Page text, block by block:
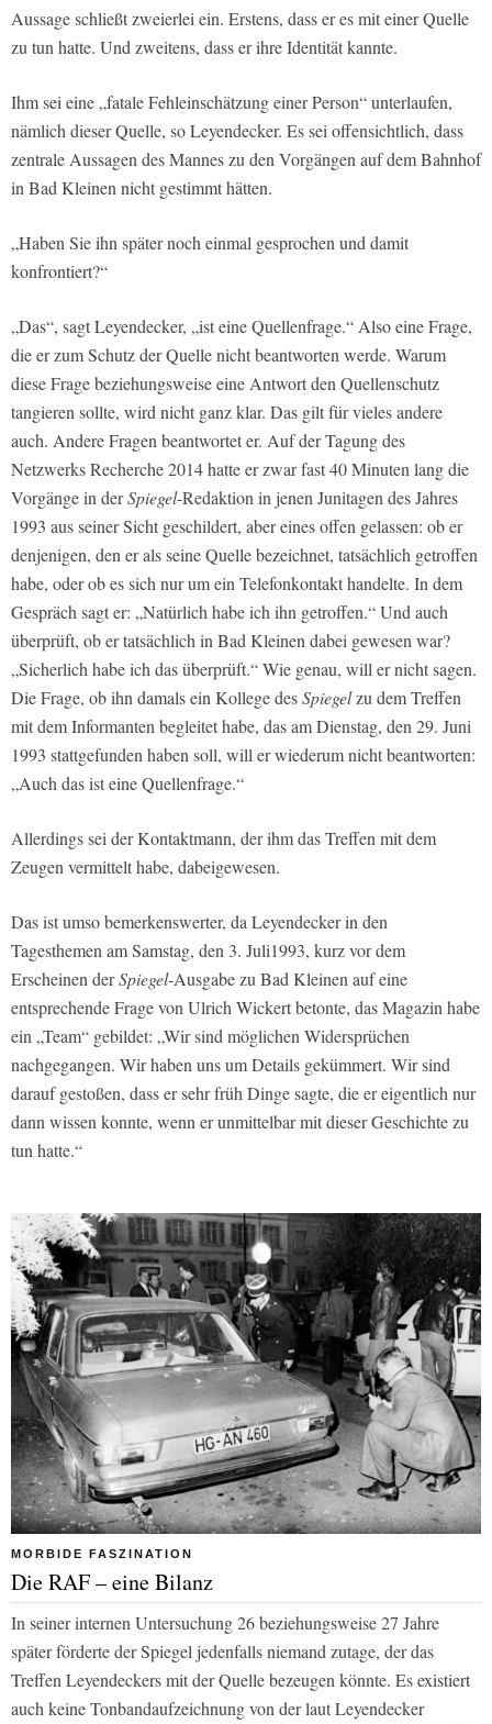
Aussage schließt zweierlei ein. Erstens, dass er es mit einer Quelle
zu tun hatte. Und zweitens, dass er ihre Identität kannte.
Ihm sei eine „fatale Fehleinschätzung einer Person“ unterlaufen,
nämlich dieser Quelle, so Leyendecker. Es sei offensichtlich, dass
zentrale Aussagen des Mannes zu den Vorgängen auf dem Bahnhof
in Bad Kleinen nicht gestimmt hätten.
„Haben Sie ihn später noch einmal gesprochen und damit
konfrontiert?“
„Das“, sagt Leyendecker, „ist eine Quellenfrage.“ Also eine Frage,
die er zum Schutz der Quelle nicht beantworten werde. Warum
diese Frage beziehungsweise eine Antwort den Quellenschutz
tangieren sollte, wird nicht ganz klar. Das gilt für vieles andere
auch. Andere Fragen beantwortet er. Auf der Tagung des
Netzwerks Recherche 2014 hatte er zwar fast 40 Minuten lang die
Vorgänge in derSpiegel-Redaktion in jenen Junitagen des Jahres
1993 aus seiner Sicht geschildert, aber eines offen gelassen: ob er
denjenigen, den er als seine Quelle bezeichnet, tatsächlich getroffen
habe, oder ob es sich nur um ein Telefonkontakt handelte. In dem
Gespräch sagt er: „Natürlich habe ich ihn getroffen.“ Und auch
überprüft, ob er tatsächlich in Bad Kleinen dabei gewesen war?
„Sicherlich habe ich das überprüft.“ Wie genau, will er nicht sagen.
Die Frage, ob ihn damals ein Kollege desSpiegelzu dem Treffen
mit dem Informanten begleitet habe, das am Dienstag, den 29. Juni
1993 stattgefunden haben soll, will er wiederum nicht beantworten:
„Auch das ist eine Quellenfrage.“
Allerdings sei der Kontaktmann, der ihm das Treffen mit dem
Zeugen vermittelt habe, dabeigewesen.
Das ist umso bemerkenswerter, da Leyendecker in den
Tagesthemen am Samstag, den 3. Juli1993, kurz vor dem
Erscheinen derSpiegel-Ausgabe zu Bad Kleinen auf eine
entsprechende Frage von Ulrich Wickert betonte, das Magazin habe
ein „Team“ gebildet: „Wir sind möglichen Widersprüchen
nachgegangen. Wir haben uns um Details gekümmert. Wir sind
darauf gestoßen, dass er sehr früh Dinge sagte, die er eigentlich nur
dann wissen konnte, wenn er unmittelbar mit dieser Geschichte zu
tun hatte.“
MORBIDE FASZINATION
Die RAF – eine Bilanz
In seiner internen Untersuchung 26 beziehungsweise 27 Jahre
später förderte derSpiegel jedenfalls niemand zutage, der das
Treffen Leyendeckers mit der Quelle bezeugen könnte. Es existiert
auch keine Tonbandaufzeichnung von der laut Leyendecker